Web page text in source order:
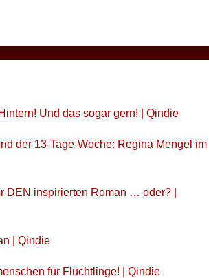
Und das sogar gern! | Qindie
der 13-Tage-Woche: Regina Mengel im
DEN inspirierten Roman … oder? |
| Qindie
für Flüchtlinge! | Qindie